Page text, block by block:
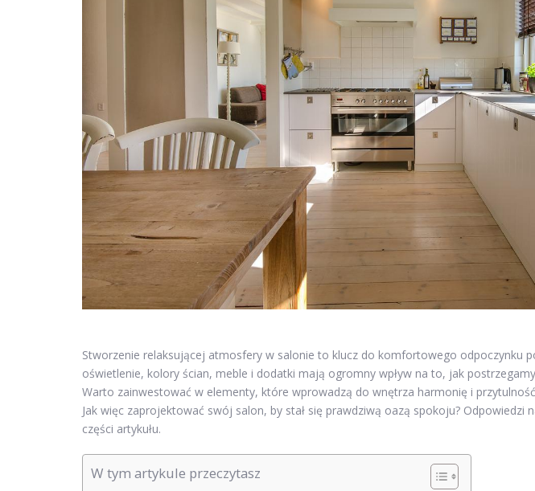
Stworzenie relaksującej atmosfery w salonie to klucz do komfortowego odpoczynku
oświetlenie, kolory ścian, meble i dodatki mają ogromny wpływ na to, jak
Warto zainwestować w elementy, które wprowadzą do wnętrza harmonię i
Jak więc zaprojektować swój salon, by stał się prawdziwą oazą spokoju? Odpowiedzi
części artykułu.
W tym artykule przeczytasz